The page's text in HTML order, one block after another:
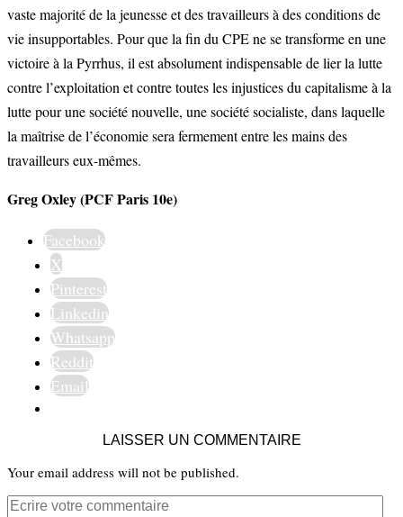
vaste majorité de la jeunesse et des travailleurs à des conditions de
vie insupportables. Pour que la fin du CPE ne se transforme en une
victoire à la Pyrrhus, il est absolument indispensable de lier la lutte
contre l’exploitation et contre toutes les injustices du capitalisme à la
lutte pour une société nouvelle, une société socialiste, dans laquelle
la maîtrise de l’économie sera fermement entre les mains des
travailleurs eux-mêmes.
Greg Oxley (PCF Paris 10e)
Facebook
X
Pinterest
Linkedin
Whatsapp
Reddit
Email
LAISSER UN COMMENTAIRE
Your email address will not be published.